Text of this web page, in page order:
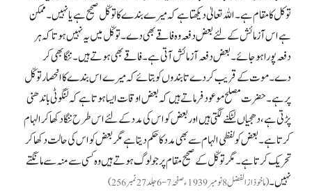
توکل کا مقام ہے۔ اللہ تعالیٰ دیکھتا ہے کہ میرے بندے کا توکّل صحیح ہے یا نہیں۔ ممکن
ہے اس آزمائش کے لئے بعض دفعہ وہ فاقے بھی دے۔ توکّل میں یہ نہیں ہوتا کہ ہر
دفعہ پورا ہو جائے۔ بعض دفعہ آزمائش آتی ہے۔ فاقے بھی ہوتے ہیں۔ ننگا بھی کر
دے۔ موت کے قریب کر دے تا بندوں کو بتائے کہ میرے اس بندے کا انحصار توکّل
پر ہے۔ حضرت مصلح موعود فرماتے ہیں کہ بعض اوقات ایسا ہوتا ہے کہ لنگوٹی باندھنی
پڑتی ہے، دھجیاں لٹکنے لگتی ہیں اور بعض کو اس کی مدد کے لئے اس طرح ننگا دکھا کر الہام
کرتا ہے۔ بعض کو لفظی الہام سے بھی مدد کا حکم دیتا ہے مگر بعض کو اس کی حالت دکھا کر
تحریک کرتا ہے۔ مگر توکّل کے صحیح مقام پر جو لوگ ہوتے ہیں وہ کسی سے منہ سے مانگتے
نہیں۔(ماخوذ از الفضل 8 نومبر 1939ء صفحہ 7-6 جلد 27 نمبر 256)